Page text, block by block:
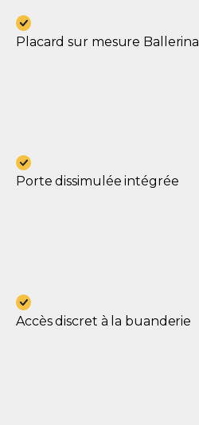
Placard sur mesure Ballerina
Porte dissimulée intégrée
Accès discret à la buanderie